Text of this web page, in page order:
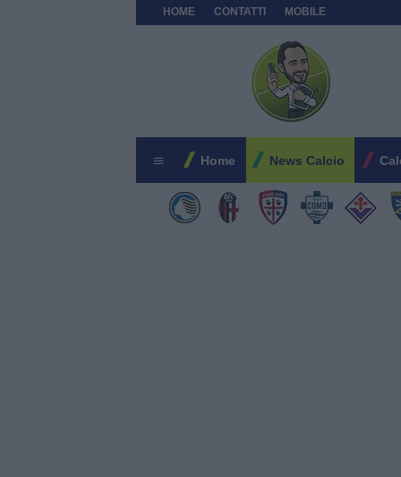
HOME CONTATTI MOBILE
Home News Calcio